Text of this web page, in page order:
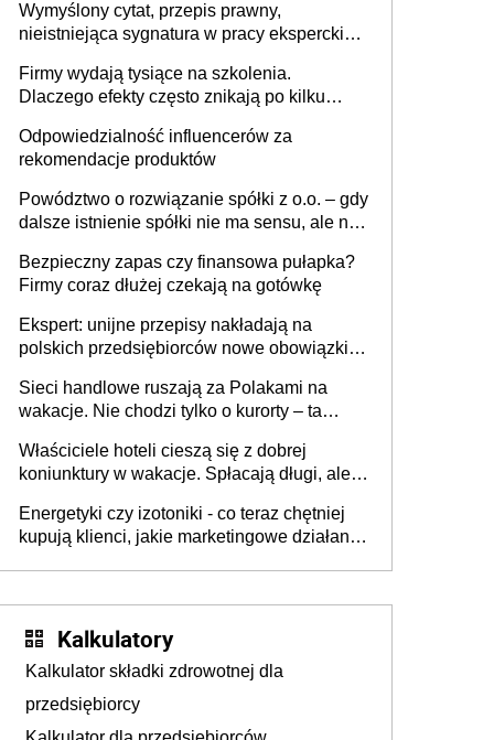
Wymyślony cytat, przepis prawny,
nieistniejąca sygnatura w pracy eksperckiej -
firmie
Firmy wydają tysiące na szkolenia.
Dlaczego efekty często znikają po kilku
Odpowiedzialność influencerów za
rekomendacje produktów
Powództwo o rozwiązanie spółki z o.o. – gdy
dalsze istnienie spółki nie ma sensu, ale nie
Bezpieczny zapas czy finansowa pułapka?
Firmy coraz dłużej czekają na gotówkę
Ekspert: unijne przepisy nakładają na
polskich przedsiębiorców nowe obowiązki w
Sieci handlowe ruszają za Polakami na
wakacje. Nie chodzi tylko o kurorty – ta
tam, gdzie wielu spędzi urlop po cichu
Właściciele hoteli cieszą się z dobrej
koniunktury w wakacje. Spłacają długi, ale
Energetyki czy izotoniki - co teraz chętniej
kupują klienci, jakie marketingowe działania
Kalkulatory
Kalkulator składki zdrowotnej dla
przedsiębiorcy